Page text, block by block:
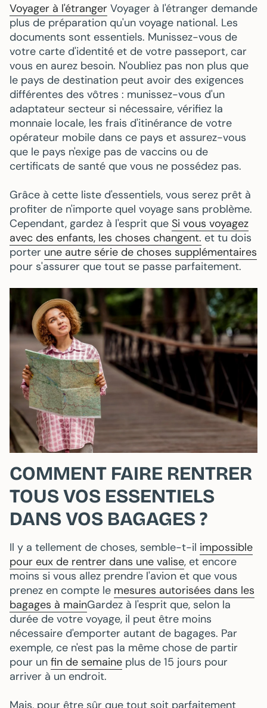
Voyager à l'étranger Voyager à l'étranger demande
plus de préparation qu'un voyage national. Les
documents sont essentiels. Munissez-vous de
votre carte d'identité et de votre passeport, car
vous en aurez besoin. N'oubliez pas non plus que
le pays de destination peut avoir des exigences
différentes des vôtres : munissez-vous d'un
adaptateur secteur si nécessaire, vérifiez la
monnaie locale, les frais d'itinérance de votre
opérateur mobile dans ce pays et assurez-vous
que le pays n'exige pas de vaccins ou de
certificats de santé que vous ne possédez pas.
Grâce à cette liste d'essentiels, vous serez prêt à
profiter de n'importe quel voyage sans problème.
Cependant, gardez à l'esprit que Si vous voyagez
avec des enfants, les choses changent. et tu dois
porter une autre série de choses supplémentaires
pour s'assurer que tout se passe parfaitement.
COMMENT FAIRE RENTRER
TOUS VOS ESSENTIELS
DANS VOS BAGAGES ?
Il y a tellement de choses, semble-t-il impossible
pour eux de rentrer dans une valise, et encore
moins si vous allez prendre l'avion et que vous
prenez en compte le mesures autorisées dans les
bagages à mainGardez à l'esprit que, selon la
durée de votre voyage, il peut être moins
nécessaire d'emporter autant de bagages. Par
exemple, ce n'est pas la même chose de partir
pour un fin de semaine plus de 15 jours pour
arriver à un endroit.